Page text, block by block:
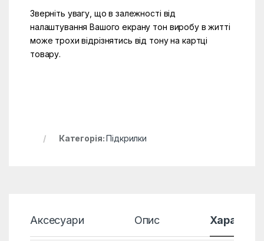
Зверніть увагу, що в залежності від
налаштування Вашого екрану тон виробу в житті
може трохи відрізнятись від тону на картці
товару.
Категорія:Підкрилки
Аксесуари Опис